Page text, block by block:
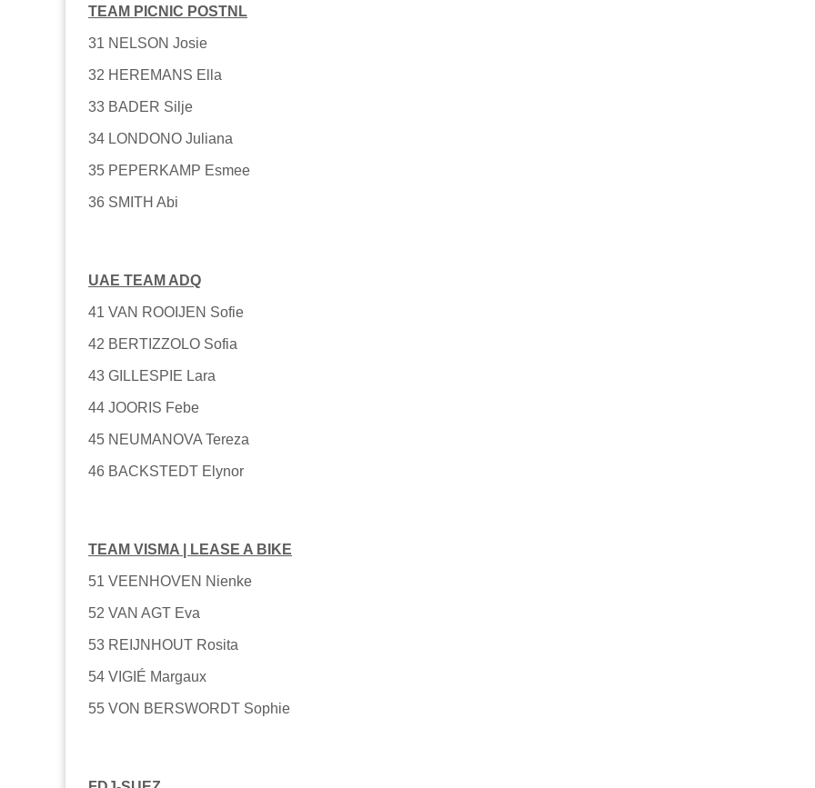
TEAM PICNIC POSTNL
31 NELSON Josie
32 HEREMANS Ella
33 BADER Silje
34 LONDONO Juliana
35 PEPERKAMP Esmee
36 SMITH Abi
UAE TEAM ADQ
41 VAN ROOIJEN Sofie
42 BERTIZZOLO Sofia
43 GILLESPIE Lara
44 JOORIS Febe
45 NEUMANOVA Tereza
46 BACKSTEDT Elynor
TEAM VISMA | LEASE A BIKE
51 VEENHOVEN Nienke
52 VAN AGT Eva
53 REIJNHOUT Rosita
54 VIGIÉ Margaux
55 VON BERSWORDT Sophie